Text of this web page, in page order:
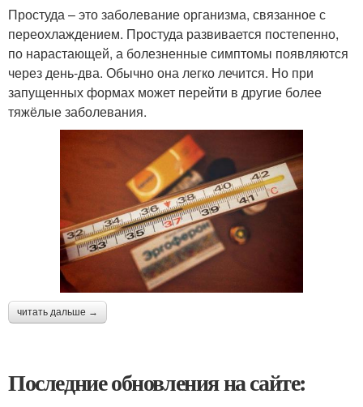
Простуда – это заболевание организма, связанное с
переохлаждением. Простуда развивается постепенно,
по нарастающей, а болезненные симптомы появляются
через день-два. Обычно она легко лечится. Но при
запущенных формах может перейти в другие более
тяжёлые заболевания.
читать дальше →
Последние обновления на сайте: